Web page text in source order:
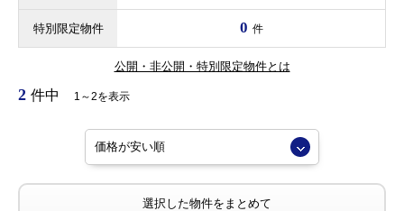
特別限定物件 0 件
公開・非公開・特別限定物件とは
2 件中 1～2を表示
選択した物件をまとめて